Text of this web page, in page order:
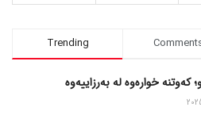
Trending
کەوتنە خوارەوە لە بەرزاییەوە